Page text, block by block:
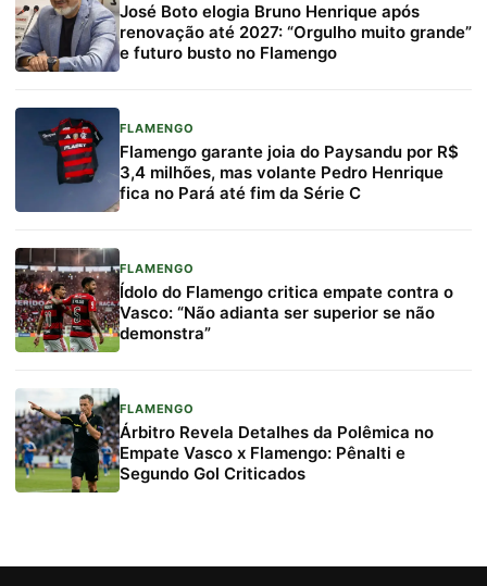
José Boto elogia Bruno Henrique após
renovação até 2027: “Orgulho muito grande”
e futuro busto no Flamengo
FLAMENGO
Flamengo garante joia do Paysandu por R$
3,4 milhões, mas volante Pedro Henrique
fica no Pará até fim da Série C
FLAMENGO
Ídolo do Flamengo critica empate contra o
Vasco: “Não adianta ser superior se não
demonstra”
FLAMENGO
Árbitro Revela Detalhes da Polêmica no
Empate Vasco x Flamengo: Pênalti e
Segundo Gol Criticados